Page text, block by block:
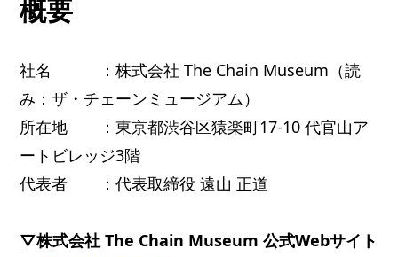
概要
社名 ：株式会社 The Chain Museum（読
み：ザ・チェーンミュージアム）
所在地 ：東京都渋谷区猿楽町17-10 代官山ア
ートビレッジ3階
代表者 ：代表取締役 遠山 正道
▽株式会社 The Chain Museum 公式Webサイト